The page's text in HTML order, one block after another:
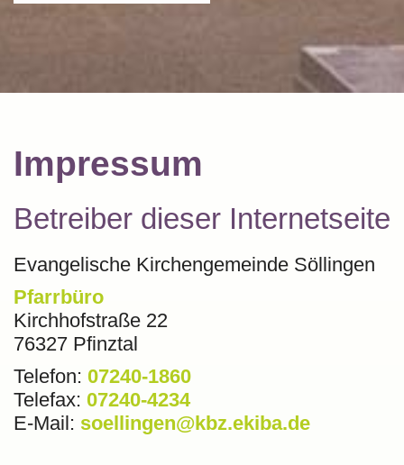
Impressum
Betreiber dieser Internetseite
Evangelische Kirchengemeinde Söllingen
Pfarrbüro
Kirchhofstraße 22
76327 Pfinztal
Telefon: 07240-1860
Telefax: 07240-4234
E-Mail: soellingen@kbz.ekiba.de